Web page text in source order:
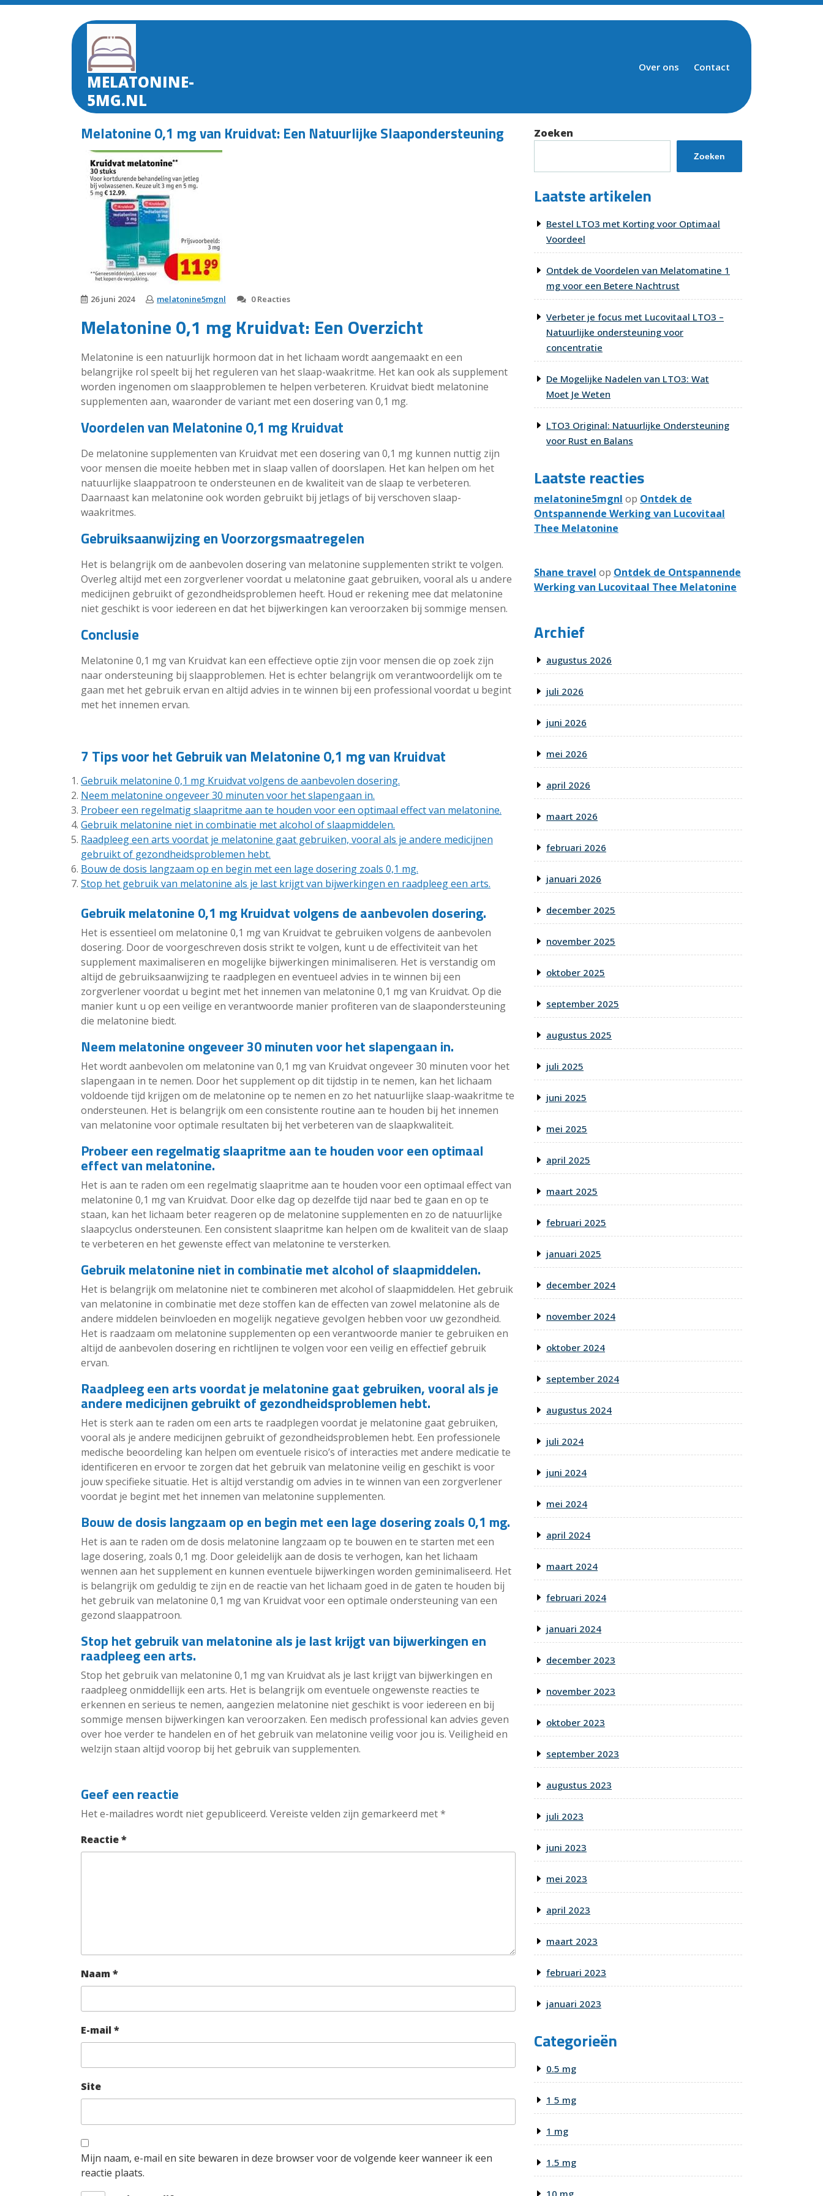
Skip
MELATONINE-
5MG.NL
Over ons Contact
Melatonine 0,1 mg van Kruidvat: Een Natuurlijke Slaapondersteuning
26 juni 2024 melatonine5mgnl 0 Reacties
Melatonine 0,1 mg Kruidvat: Een Overzicht
Melatonine is een natuurlijk hormoon dat in het lichaam wordt aangemaakt en een
belangrijke rol speelt bij het reguleren van het slaap-waakritme. Het kan ook als supplement
worden ingenomen om slaapproblemen te helpen verbeteren. Kruidvat biedt melatonine
supplementen aan, waaronder de variant met een dosering van 0,1 mg.
Voordelen van Melatonine 0,1 mg Kruidvat
De melatonine supplementen van Kruidvat met een dosering van 0,1 mg kunnen nuttig zijn
voor mensen die moeite hebben met in slaap vallen of doorslapen. Het kan helpen om het
natuurlijke slaappatroon te ondersteunen en de kwaliteit van de slaap te verbeteren.
Daarnaast kan melatonine ook worden gebruikt bij jetlags of bij verschoven slaap-
waakritmes.
Gebruiksaanwijzing en Voorzorgsmaatregelen
Het is belangrijk om de aanbevolen dosering van melatonine supplementen strikt te volgen.
Overleg altijd met een zorgverlener voordat u melatonine gaat gebruiken, vooral als u andere
medicijnen gebruikt of gezondheidsproblemen heeft. Houd er rekening mee dat melatonine
niet geschikt is voor iedereen en dat het bijwerkingen kan veroorzaken bij sommige mensen.
Conclusie
Melatonine 0,1 mg van Kruidvat kan een effectieve optie zijn voor mensen die op zoek zijn
naar ondersteuning bij slaapproblemen. Het is echter belangrijk om verantwoordelijk om te
gaan met het gebruik ervan en altijd advies in te winnen bij een professional voordat u begint
met het innemen ervan.
7 Tips voor het Gebruik van Melatonine 0,1 mg van Kruidvat
Gebruik melatonine 0,1 mg Kruidvat volgens de aanbevolen dosering.
Neem melatonine ongeveer 30 minuten voor het slapengaan in.
Probeer een regelmatig slaapritme aan te houden voor een optimaal effect van melatonine.
Gebruik melatonine niet in combinatie met alcohol of slaapmiddelen.
Raadpleeg een arts voordat je melatonine gaat gebruiken, vooral als je andere medicijnen
gebruikt of gezondheidsproblemen hebt.
Bouw de dosis langzaam op en begin met een lage dosering zoals 0,1 mg.
Stop het gebruik van melatonine als je last krijgt van bijwerkingen en raadpleeg een arts.
Gebruik melatonine 0,1 mg Kruidvat volgens de aanbevolen dosering.
Het is essentieel om melatonine 0,1 mg van Kruidvat te gebruiken volgens de aanbevolen
dosering. Door de voorgeschreven dosis strikt te volgen, kunt u de effectiviteit van het
supplement maximaliseren en mogelijke bijwerkingen minimaliseren. Het is verstandig om
altijd de gebruiksaanwijzing te raadplegen en eventueel advies in te winnen bij een
zorgverlener voordat u begint met het innemen van melatonine 0,1 mg van Kruidvat. Op die
manier kunt u op een veilige en verantwoorde manier profiteren van de slaapondersteuning
die melatonine biedt.
Neem melatonine ongeveer 30 minuten voor het slapengaan in.
Het wordt aanbevolen om melatonine van 0,1 mg van Kruidvat ongeveer 30 minuten voor het
slapengaan in te nemen. Door het supplement op dit tijdstip in te nemen, kan het lichaam
voldoende tijd krijgen om de melatonine op te nemen en zo het natuurlijke slaap-waakritme te
ondersteunen. Het is belangrijk om een consistente routine aan te houden bij het innemen
van melatonine voor optimale resultaten bij het verbeteren van de slaapkwaliteit.
Probeer een regelmatig slaapritme aan te houden voor een optimaal
effect van melatonine.
Het is aan te raden om een regelmatig slaapritme aan te houden voor een optimaal effect van
melatonine 0,1 mg van Kruidvat. Door elke dag op dezelfde tijd naar bed te gaan en op te
staan, kan het lichaam beter reageren op de melatonine supplementen en zo de natuurlijke
slaapcyclus ondersteunen. Een consistent slaapritme kan helpen om de kwaliteit van de slaap
te verbeteren en het gewenste effect van melatonine te versterken.
Gebruik melatonine niet in combinatie met alcohol of slaapmiddelen.
Het is belangrijk om melatonine niet te combineren met alcohol of slaapmiddelen. Het gebruik
van melatonine in combinatie met deze stoffen kan de effecten van zowel melatonine als de
andere middelen beïnvloeden en mogelijk negatieve gevolgen hebben voor uw gezondheid.
Het is raadzaam om melatonine supplementen op een verantwoorde manier te gebruiken en
altijd de aanbevolen dosering en richtlijnen te volgen voor een veilig en effectief gebruik
ervan.
Raadpleeg een arts voordat je melatonine gaat gebruiken, vooral als je
andere medicijnen gebruikt of gezondheidsproblemen hebt.
Het is sterk aan te raden om een arts te raadplegen voordat je melatonine gaat gebruiken,
vooral als je andere medicijnen gebruikt of gezondheidsproblemen hebt. Een professionele
medische beoordeling kan helpen om eventuele risico’s of interacties met andere medicatie te
identificeren en ervoor te zorgen dat het gebruik van melatonine veilig en geschikt is voor
jouw specifieke situatie. Het is altijd verstandig om advies in te winnen van een zorgverlener
voordat je begint met het innemen van melatonine supplementen.
Bouw de dosis langzaam op en begin met een lage dosering zoals 0,1 mg.
Het is aan te raden om de dosis melatonine langzaam op te bouwen en te starten met een
lage dosering, zoals 0,1 mg. Door geleidelijk aan de dosis te verhogen, kan het lichaam
wennen aan het supplement en kunnen eventuele bijwerkingen worden geminimaliseerd. Het
is belangrijk om geduldig te zijn en de reactie van het lichaam goed in de gaten te houden bij
het gebruik van melatonine 0,1 mg van Kruidvat voor een optimale ondersteuning van een
gezond slaappatroon.
Stop het gebruik van melatonine als je last krijgt van bijwerkingen en
raadpleeg een arts.
Stop het gebruik van melatonine 0,1 mg van Kruidvat als je last krijgt van bijwerkingen en
raadpleeg onmiddellijk een arts. Het is belangrijk om eventuele ongewenste reacties te
erkennen en serieus te nemen, aangezien melatonine niet geschikt is voor iedereen en bij
sommige mensen bijwerkingen kan veroorzaken. Een medisch professional kan advies geven
over hoe verder te handelen en of het gebruik van melatonine veilig voor jou is. Veiligheid en
welzijn staan altijd voorop bij het gebruik van supplementen.
Geef een reactie
Het e-mailadres wordt niet gepubliceerd. Vereiste velden zijn gemarkeerd met*
Reactie*
Naam *
E-mail *
Site
Mijn naam, e-mail en site bewaren in deze browser voor de volgende keer wanneer ik een
reactie plaats.
Zoeken
Zoeken
Laatste artikelen
Bestel LTO3 met Korting voor Optimaal
Voordeel
Ontdek de Voordelen van Melatomatine 1
mg voor een Betere Nachtrust
Verbeter je focus met Lucovitaal LTO3 –
Natuurlijke ondersteuning voor
concentratie
De Mogelijke Nadelen van LTO3: Wat
Moet Je Weten
LTO3 Original: Natuurlijke Ondersteuning
voor Rust en Balans
Laatste reacties
melatonine5mgnl op Ontdek de
Ontspannende Werking van Lucovitaal
Thee Melatonine
Shane travel op Ontdek de Ontspannende
Werking van Lucovitaal Thee Melatonine
Archief
augustus 2026
juli 2026
juni 2026
mei 2026
april 2026
maart 2026
februari 2026
januari 2026
december 2025
november 2025
oktober 2025
september 2025
augustus 2025
juli 2025
juni 2025
mei 2025
april 2025
maart 2025
februari 2025
januari 2025
december 2024
november 2024
oktober 2024
september 2024
augustus 2024
juli 2024
juni 2024
mei 2024
april 2024
maart 2024
februari 2024
januari 2024
december 2023
november 2023
oktober 2023
september 2023
augustus 2023
juli 2023
juni 2023
mei 2023
april 2023
maart 2023
februari 2023
januari 2023
Categorieën
0.5 mg
1 5 mg
1 mg
1.5 mg
10 mg